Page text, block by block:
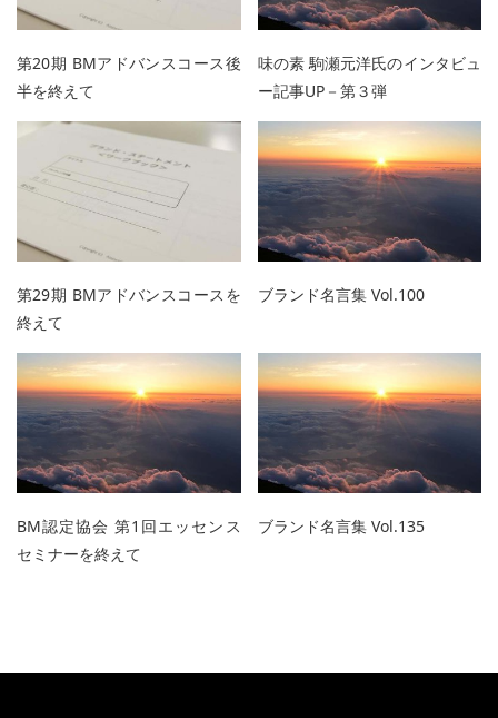
第20期 BMアドバンスコース後
半を終えて
味の素 駒瀬元洋氏のインタビュ
ー記事UP－第３弾
第29期 BMアドバンスコースを
終えて
ブランド名言集 Vol.100
BM認定協会 第1回エッセンス
セミナーを終えて
ブランド名言集 Vol.135